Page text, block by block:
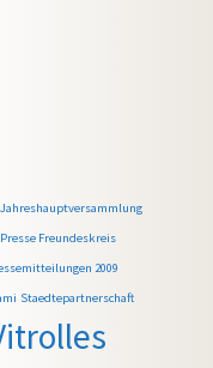
Jahreshauptversammlung
Presse Freundeskreis
2009
Staedtepartnerschaft